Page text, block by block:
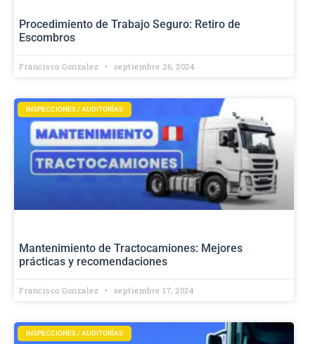
Procedimiento de Trabajo Seguro: Retiro de
Escombros
Francisco Gonzalez septiembre 26, 2024
INSPECCIONES / AUDITORÍAS
Mantenimiento de Tractocamiones: Mejores
prácticas y recomendaciones
Francisco Gonzalez septiembre 17, 2024
INSPECCIONES / AUDITORÍAS